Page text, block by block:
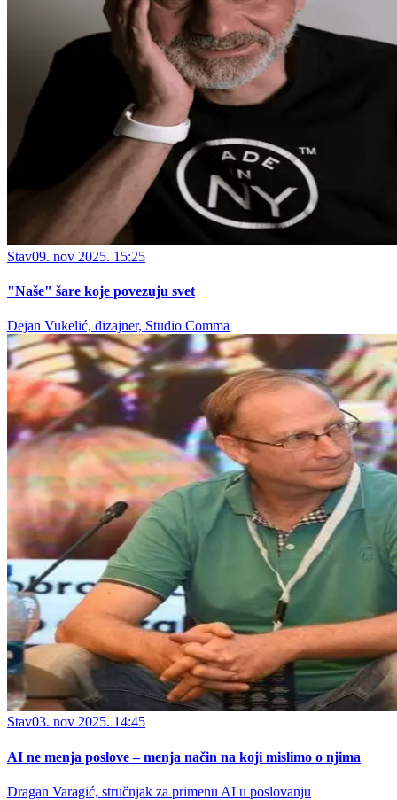
Stav09. nov 2025. 15:25
"Naše" šare koje povezuju svet
Dejan Vukelić, dizajner, Studio Comma
Stav03. nov 2025. 14:45
AI ne menja poslove – menja način na koji mislimo o njima
Dragan Varagić, stručnjak za primenu AI u poslovanju